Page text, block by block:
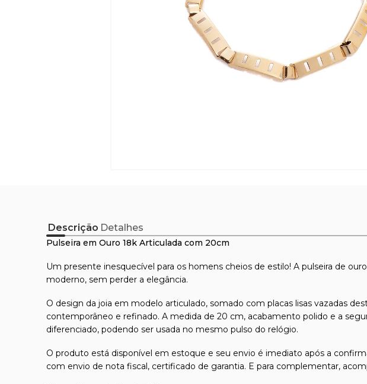
Descrição Detalhes
Pulseira em Ouro 18k Articulada com 20cm
Um presente inesquecível para os homens cheios de estilo! A pulseira de
moderno, sem perder a elegância.
O design da joia em modelo articulado, somado com placas lisas vazadas
contemporâneo e refinado. A medida de 20 cm, acabamento polido e a
diferenciado, podendo ser usada no mesmo pulso do relógio.
O produto está disponível em estoque e seu envio é imediato após a
com envio de nota fiscal, certificado de garantia. E para complementar,